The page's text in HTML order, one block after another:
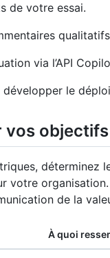
de votre essai.
via l’API
développer le
vos objectifs
déterminez
votre
de la
À quoi